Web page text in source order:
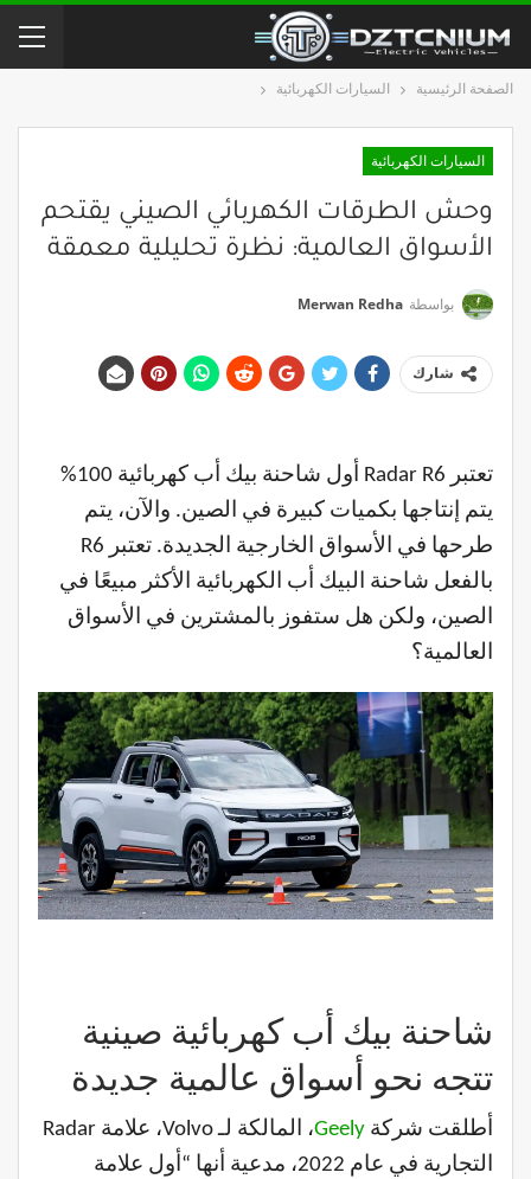
الصفحة الرئيسية السيارات الكهربائية
السيارات الكهربائية
وحش الطرقات الكهربائي الصيني يقتحم
الأسواق العالمية: نظرة تحليلية معمقة
بواسطة Merwan Redha
شارك
تعتبر Radar R6 أول شاحنة بيك أب كهربائية 100%
يتم إنتاجها بكميات كبيرة في الصين. والآن، يتم
طرحها في الأسواق الخارجية الجديدة. تعتبر R6
بالفعل شاحنة البيك أب الكهربائية الأكثر مبيعًا في
الصين، ولكن هل ستفوز بالمشترين في الأسواق
العالمية؟
شاحنة بيك أب كهربائية صينية
تتجه نحو أسواق عالمية جديدة
أطلقت شركة Geely
، المالكة لـ Volvo، علامة Radar
التجارية في عام 2022، مدعية أنها “أول علامة